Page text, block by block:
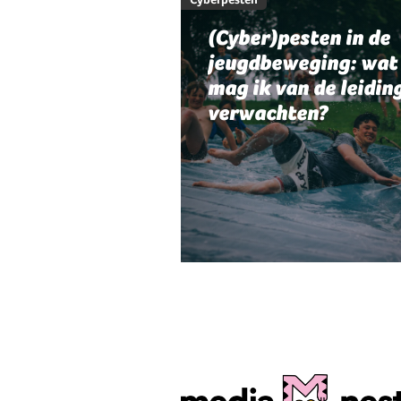
(Cyber)pesten in de
jeugdbeweging: wat
mag ik van de
verwachten?